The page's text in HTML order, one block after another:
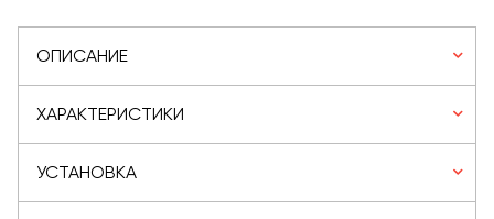
ОПИСАНИЕ
ХАРАКТЕРИСТИКИ
УСТАНОВКА